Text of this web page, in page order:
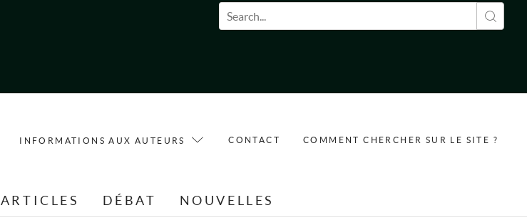
Formulaire de recherche
INFORMATIONS AUX AUTEURS CONTACT COMMENT CHERCHER SUR LE SITE ?
ARTICLES DÉBAT NOUVELLES